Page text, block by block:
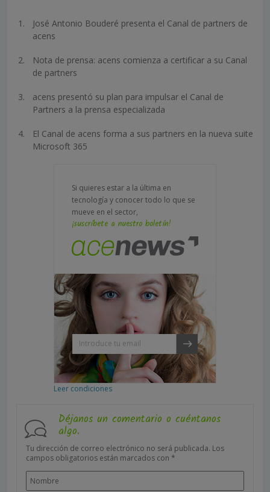
José Antonio Bouderé presenta el Canal de partners de
acens
Nota de prensa: acens comienza a certificar a su Canal
de partners
acens presentó su plan para impulsar el Canal de
Partners a la prensa especializada
El Canal de acens forma a sus partners en la nueva suite
Microsoft 365
Si quieres estar a la última en
tecnología y conocer todo lo que se
mueve en el sector,
¡suscríbete a nuestro boletín!
Leer condiciones
Déjanos un comentario o cuéntanos
algo.
Tu dirección de correo electrónico no será publicada. Los
campos obligatorios están marcados con *